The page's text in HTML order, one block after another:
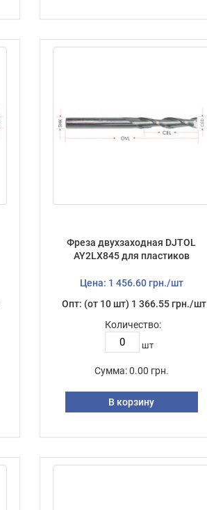
Фреза двухзаходная DJTOL
AY2LX845 для пластиков
Цена: 1 456.60 грн./шт
Опт: (от 10 шт) 1 366.55 грн./шт
Количество:
шт
Сумма: 0.00 грн.
В корзину